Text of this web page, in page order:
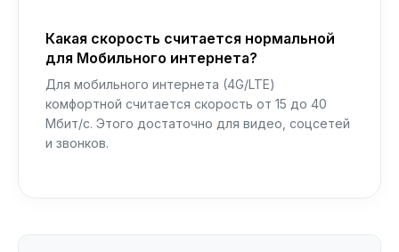
Какая скорость считается нормальной
для Мобильного интернета?
Для мобильного интернета (4G/LTE)
комфортной считается скорость от 15 до 40
Мбит/с. Этого достаточно для видео, соцсетей
и звонков.